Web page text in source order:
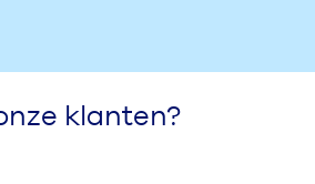
klanten?